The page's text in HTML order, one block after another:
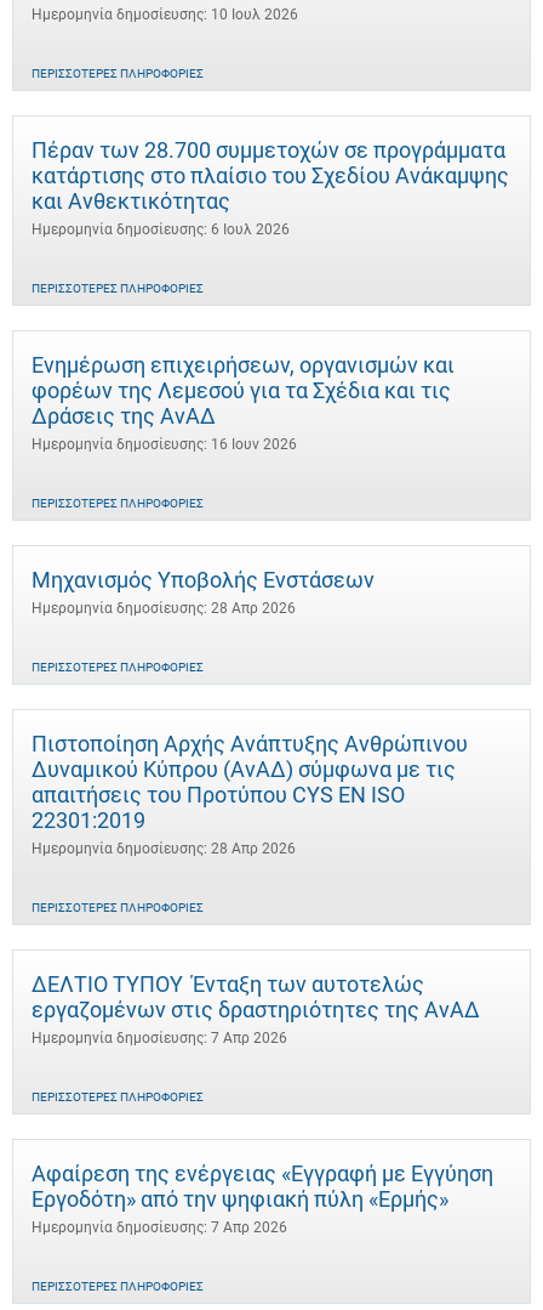
Ημερομηνία δημοσίευσης: 10 Ιουλ 2026
ΠΕΡΙΣΣΌΤΕΡΕΣ ΠΛΗΡΟΦΟΡΊΕΣ
Πέραν των 28.700 συμμετοχών σε προγράμματα
κατάρτισης στο πλαίσιο του Σχεδίου Ανάκαμψης
και Ανθεκτικότητας
Ημερομηνία δημοσίευσης: 6 Ιουλ 2026
ΠΕΡΙΣΣΌΤΕΡΕΣ ΠΛΗΡΟΦΟΡΊΕΣ
Ενημέρωση επιχειρήσεων, οργανισμών και
φορέων της Λεμεσού για τα Σχέδια και τις
Δράσεις της ΑνΑΔ
Ημερομηνία δημοσίευσης: 16 Ιουν 2026
ΠΕΡΙΣΣΌΤΕΡΕΣ ΠΛΗΡΟΦΟΡΊΕΣ
Μηχανισμός Υποβολής Ενστάσεων
Ημερομηνία δημοσίευσης: 28 Απρ 2026
ΠΕΡΙΣΣΌΤΕΡΕΣ ΠΛΗΡΟΦΟΡΊΕΣ
Πιστοποίηση Αρχής Ανάπτυξης Ανθρώπινου
Δυναμικού Κύπρου (ΑνΑΔ) σύμφωνα με τις
απαιτήσεις του Προτύπου CYS EN ISO
22301:2019
Ημερομηνία δημοσίευσης: 28 Απρ 2026
ΠΕΡΙΣΣΌΤΕΡΕΣ ΠΛΗΡΟΦΟΡΊΕΣ
ΔΕΛΤΙΟ ΤΥΠΟΥ Ένταξη των αυτοτελώς
εργαζομένων στις δραστηριότητες της ΑνΑΔ
Ημερομηνία δημοσίευσης: 7 Απρ 2026
ΠΕΡΙΣΣΌΤΕΡΕΣ ΠΛΗΡΟΦΟΡΊΕΣ
Αφαίρεση της ενέργειας «Εγγραφή με Εγγύηση
Εργοδότη» από την ψηφιακή πύλη «Ερμής»
Ημερομηνία δημοσίευσης: 7 Απρ 2026
ΠΕΡΙΣΣΌΤΕΡΕΣ ΠΛΗΡΟΦΟΡΊΕΣ